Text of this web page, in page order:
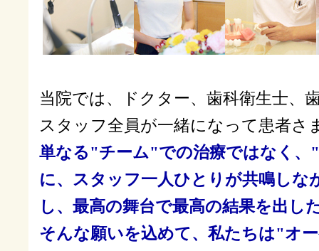
当院では、ドクター、歯科衛生士、
スタッフ全員が一緒になって患者さ
単なる"チーム"での治療ではなく
に、スタッフ一人ひとりが共鳴しな
し、最高の舞台で最高の結果を出し
そんな願いを込めて、私たちは"オ